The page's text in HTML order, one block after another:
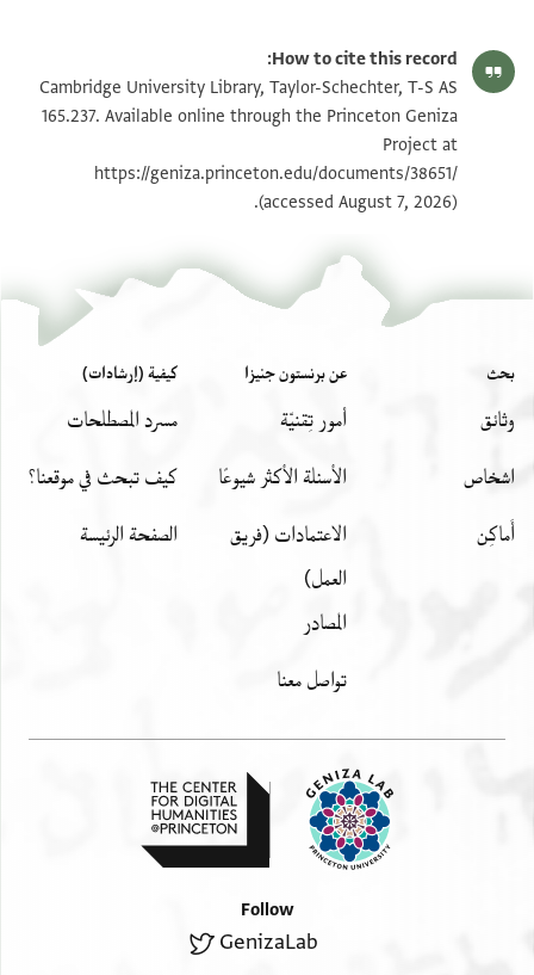
T-S AS 165.237 1v تكبير و تدوير
بيان أذونات الصورة
How to cite this record:
Cambridge University Library, Taylor-Schechter, T-S AS
165.237. Available online through the Princeton Geniza
Project at
https://geniza.princeton.edu/documents/38651/
(accessed August 7, 2026).
بحث
وثائق
اشخاص
أَماكِن
عن برنستون جنيزا
أمور تِقنيّة
الأسئلة الأكثر شيوعًا
الاعتمادات (فريق
العمل)
المصادر
تواصل معنا
كيفية (إرشادات)
مسرد المصطلحات
كيف تبحث في موقعنا؟
الصفحة الرئيسة
Follow
GenizaLab